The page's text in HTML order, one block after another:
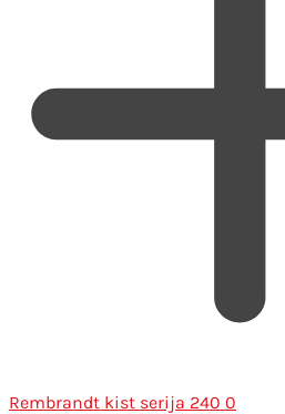
Rembrandt kist serija 240 0